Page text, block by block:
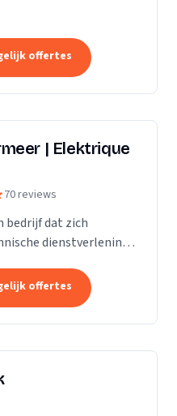
offertes
| Elektrique
70 reviews
bedrijf dat zich
dienstverlening.
ernaar om elke klus,
offertes